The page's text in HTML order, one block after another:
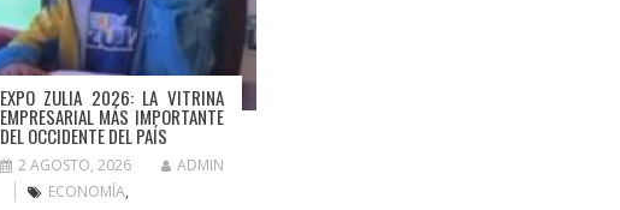
EXPO ZULIA 2026: LA VITRINA
EMPRESARIAL MÁS IMPORTANTE
DEL OCCIDENTE DEL PAÍS
2 AGOSTO, 2026
ADMIN
ECONOMÍA,